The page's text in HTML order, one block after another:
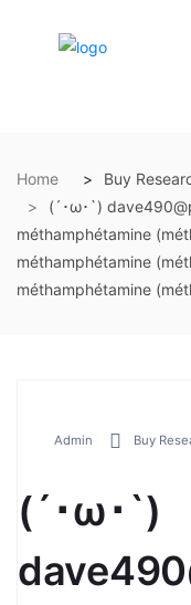
Home
Buy
(´･ω･`)
méthamphétamine
méthamphétamine
méthamphétamine
Admin Buy
(´･ω･`)